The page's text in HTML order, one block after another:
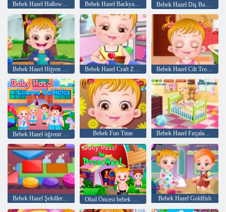
Bebek Hazel Halloween Party Bebek Hazel Backyard Partisi Bebek Hazel Diş Bakımı
Bebek Hazel Hijyen Bakım Bebek Hazel Craft Zaman Bebek Hazel Cilt Trouble
Bebek Fun Time Bebek Hazel Fırçalama Zaman
Bebek Hazel Şekiller öğrenir Bebek Hazel Goldfish